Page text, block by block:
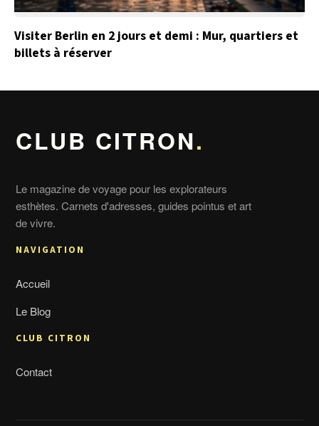
Visiter Berlin en 2 jours et demi : Mur, quartiers et
billets à réserver
CLUB CITRON.
Le magazine de voyage pour les explorateurs
esthètes. Carnets d'adresses, guides pointus et art
de vivre.
NAVIGATION
Accueil
Le Blog
CLUB CITRON
Contact